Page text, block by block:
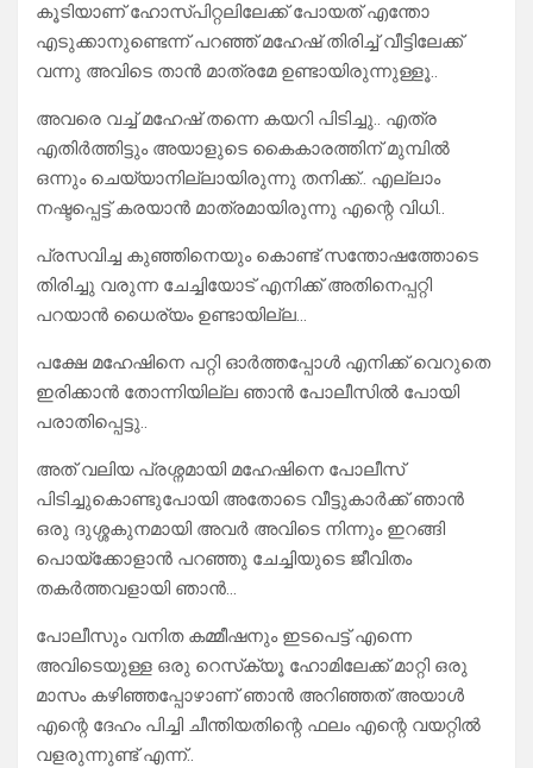
കൂടിയാണ് ഹോസ്പിറ്റലിലേക്ക് പോയത് എന്തോ
എടുക്കാനുണ്ടെന്ന് പറഞ്ഞ് മഹേഷ് തിരിച്ച് വീട്ടിലേക്ക്
വന്നു അവിടെ താൻ മാത്രമേ ഉണ്ടായിരുന്നുള്ളൂ..
അവരെ വച്ച് മഹേഷ് തന്നെ കയറി പിടിച്ചു.. എത്ര
എതിർത്തിട്ടും അയാളുടെ കൈകാരത്തിന് മുമ്പിൽ
ഒന്നും ചെയ്യാനില്ലായിരുന്നു തനിക്ക്.. എല്ലാം
നഷ്ടപ്പെട്ട് കരയാൻ മാത്രമായിരുന്നു എന്റെ വിധി..
പ്രസവിച്ച കുഞ്ഞിനെയും കൊണ്ട് സന്തോഷത്തോടെ
തിരിച്ചു വരുന്ന ചേച്ചിയോട് എനിക്ക് അതിനെപ്പറ്റി
പറയാൻ ധൈര്യം ഉണ്ടായില്ല…
പക്ഷേ മഹേഷിനെ പറ്റി ഓർത്തപ്പോൾ എനിക്ക് വെറുതെ
ഇരിക്കാൻ തോന്നിയില്ല ഞാൻ പോലീസിൽ പോയി
പരാതിപ്പെട്ടു..
അത് വലിയ പ്രശ്നമായി മഹേഷിനെ പോലീസ്
പിടിച്ചുകൊണ്ടുപോയി അതോടെ വീട്ടുകാർക്ക് ഞാൻ
ഒരു ദുശ്ശകുനമായി അവർ അവിടെ നിന്നും ഇറങ്ങി
പൊയ്ക്കോളാൻ പറഞ്ഞു ചേച്ചിയുടെ ജീവിതം
തകർത്തവളായി ഞാൻ…
പോലീസും വനിത കമ്മീഷനും ഇടപെട്ട് എന്നെ
അവിടെയുള്ള ഒരു റെസ്‌ക്യൂ ഹോമിലേക്ക് മാറ്റി ഒരു
മാസം കഴിഞ്ഞപ്പോഴാണ് ഞാൻ അറിഞ്ഞത് അയാൾ
എന്റെ ദേഹം പിച്ചി ചീന്തിയതിന്റെ ഫലം എന്റെ വയറ്റിൽ
വളരുന്നുണ്ട് എന്ന്..